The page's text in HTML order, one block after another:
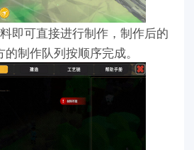
即可直接进行制作，制作后的
制作队列按顺序完成。